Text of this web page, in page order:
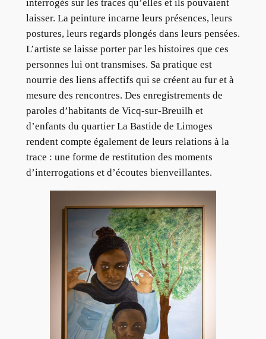
interrogés sur les traces qu’elles et ils pouvaient
laisser. La peinture incarne leurs présences, leurs
postures, leurs regards plongés dans leurs pensées.
L’artiste se laisse porter par les histoires que ces
personnes lui ont transmises. Sa pratique est
nourrie des liens affectifs qui se créent au fur et à
mesure des rencontres. Des enregistrements de
paroles d’habitants de Vicq-sur-Breuilh et
d’enfants du quartier La Bastide de Limoges
rendent compte également de leurs relations à la
trace : une forme de restitution des moments
d’interrogations et d’écoutes bienveillantes.